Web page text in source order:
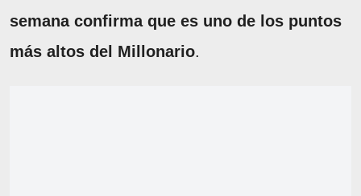
semana confirma que es uno de los puntos
más altos del Millonario.